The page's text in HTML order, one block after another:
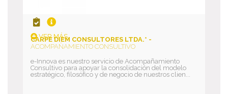
VER MÁS
CARPE DIEM CONSULTORES LTDA.* -
ACOMPAÑAMIENTO CONSULTIVO
e-Innova es nuestro servicio de Acompañamiento
Consultivo para apoyar la consolidación del modelo
estratégico, filosófico y de negocio de nuestros clien...